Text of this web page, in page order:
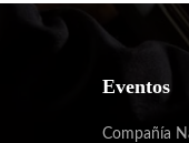
Eventos
Compañía